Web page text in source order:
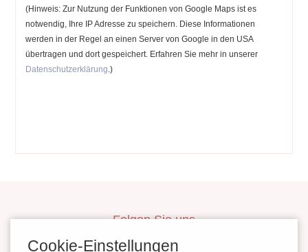
(Hinweis: Zur Nutzung der Funktionen von Google Maps ist es
notwendig, Ihre IP Adresse zu speichern. Diese Informationen
werden in der Regel an einen Server von Google in den USA
übertragen und dort gespeichert. Erfahren Sie mehr in unserer
Datenschutzerklärung .)
Folgen Sie uns
inBerlinHeiraten
Cookie-Einstellungen